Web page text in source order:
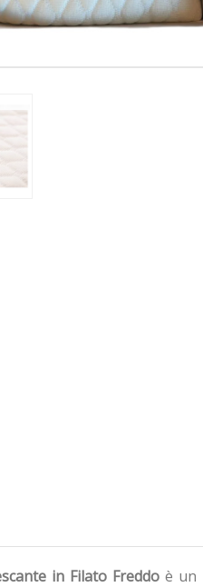
in Filato Freddo è un